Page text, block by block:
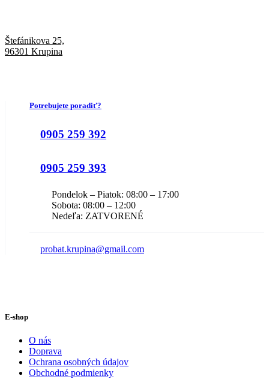
Štefánikova 25,
96301 Krupina
Potrebujete poradiť?
0905 259 392
0905 259 393
Pondelok – Piatok: 08:00 – 17:00
Sobota: 08:00 – 12:00
Nedeľa: ZATVORENÉ
probat.krupina@gmail.com
E-shop
O nás
Doprava
Ochrana osobných údajov
Obchodné podmienky